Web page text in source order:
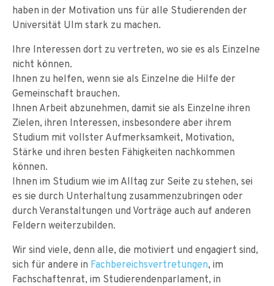
haben in der Motivation uns für alle Studierenden der
Universität Ulm stark zu machen.
Ihre Interessen dort zu vertreten, wo sie es als Einzelne
nicht können.
Ihnen zu helfen, wenn sie als Einzelne die Hilfe der
Gemeinschaft brauchen.
Ihnen Arbeit abzunehmen, damit sie als Einzelne ihren
Zielen, ihren Interessen, insbesondere aber ihrem
Studium mit vollster Aufmerksamkeit, Motivation,
Stärke und ihren besten Fähigkeiten nachkommen
können.
Ihnen im Studium wie im Alltag zur Seite zu stehen, sei
es sie durch Unterhaltung zusammenzubringen oder
durch Veranstaltungen und Vorträge auch auf anderen
Feldern weiterzubilden.
Wir sind viele, denn alle, die motiviert und engagiert sind,
sich für andere in Fachbereichsvertretungen, im
Fachschaftenrat, im Studierendenparlament, in